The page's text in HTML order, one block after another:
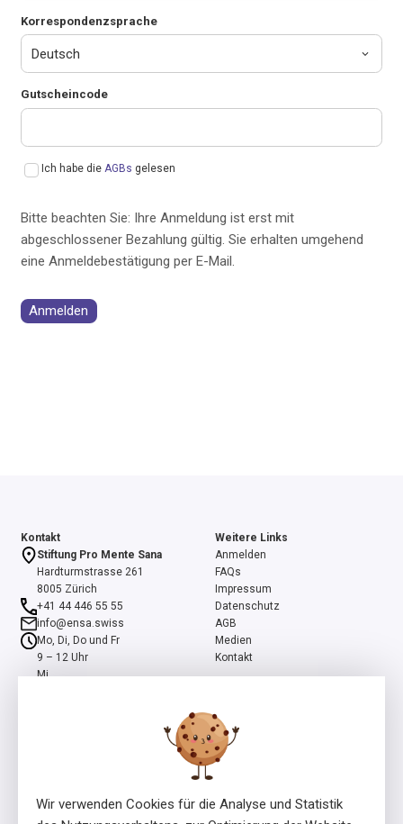
Korrespondenzsprache
Gutscheincode
Ich habe die AGBs gelesen
Bitte beachten Sie: Ihre Anmeldung ist erst mit
abgeschlossener Bezahlung gültig. Sie erhalten umgehend
eine Anmeldebestätigung per E-Mail.
Anmelden
Kontakt
Stiftung Pro Mente Sana
Hardturmstrasse 261
8005 Zürich
+41 44 446 55 55
info@ensa.swiss
Mo, Di, Do und Fr
9 – 12 Uhr
Mi
Weitere Links
Anmelden
FAQs
Impressum
Datenschutz
AGB
Medien
Kontakt
ensa ist ein Programm der Stiftung Pro Mente Sana, mitinitiiert und
unterstützt durch die Beisheim Stiftung.
Wir verwenden Cookies für die Analyse und Statistik